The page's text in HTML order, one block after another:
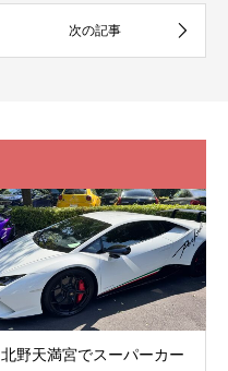
北野天満宮でスーパーカー